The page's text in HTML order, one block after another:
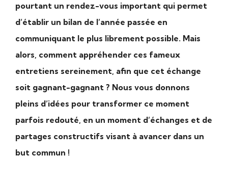
pourtant un rendez-vous important qui permet
d’établir un bilan de l’année passée en
communiquant le plus librement possible. Mais
alors, comment appréhender ces fameux
entretiens sereinement, afin que cet échange
soit gagnant-gagnant ? Nous vous donnons
pleins d’idées pour transformer ce moment
parfois redouté, en un moment d’échanges et de
partages constructifs visant à avancer dans un
but commun !